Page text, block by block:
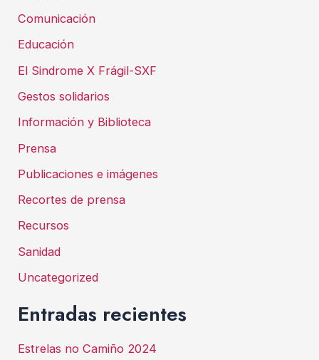
Comunicación
Educación
El Sindrome X Frágil-SXF
Gestos solidarios
Información y Biblioteca
Prensa
Publicaciones e imágenes
Recortes de prensa
Recursos
Sanidad
Uncategorized
Entradas recientes
Estrelas no Camiño 2024